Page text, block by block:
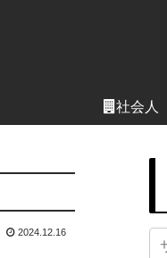
社会人
2024.12.16